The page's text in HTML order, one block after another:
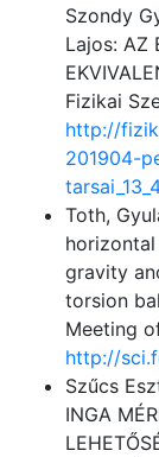
Szondy
Lajos: AZ
Fizikai
http://
201904-
Toth,
gravity
torsion
Meeting
http://
Szűcs
INGA